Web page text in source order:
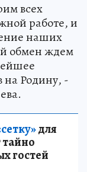
всех
работе, и
наших
обмен ждем
на Родину, -
для
тайно
гостей